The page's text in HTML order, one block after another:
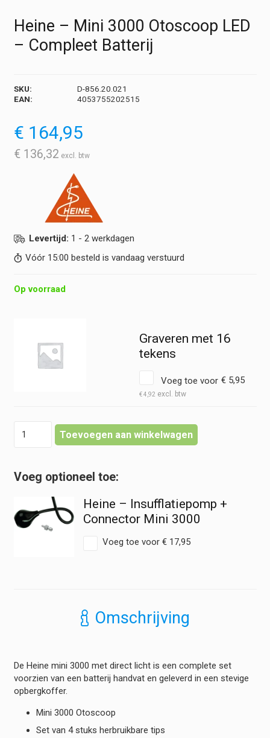
Heine – Mini 3000 Otoscoop LED
– Compleet Batterij
SKU:
D-856.20.021
EAN:
4053755202515
€ 164,95
€ 136,32
Levertijd: 1 - 2 werkdagen
Vóór 15:00 besteld is vandaag verstuurd
Op voorraad
Graveren met 16
tekens
Voeg toe voor € 5,95
€4,92
Otoscoop
Compleet
Batterij
Toevoegen aan winkelwagen
Heine – Insufflatiepomp +
Connector Mini 3000
Voeg toe voor €17,95
Omschrijving
De Heine mini 3000 met direct licht is een complete set
voorzien van een batterij handvat en geleverd in een stevige
opbergkoffer.
Mini 3000 Otoscoop
Set van 4 stuks herbruikbare tips